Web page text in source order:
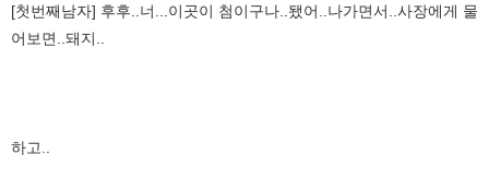
[첫번째남자] 후후..너...이곳이 첨이구나..됐어..나가면서..사장에게 물
어보면..돼지..
하고..